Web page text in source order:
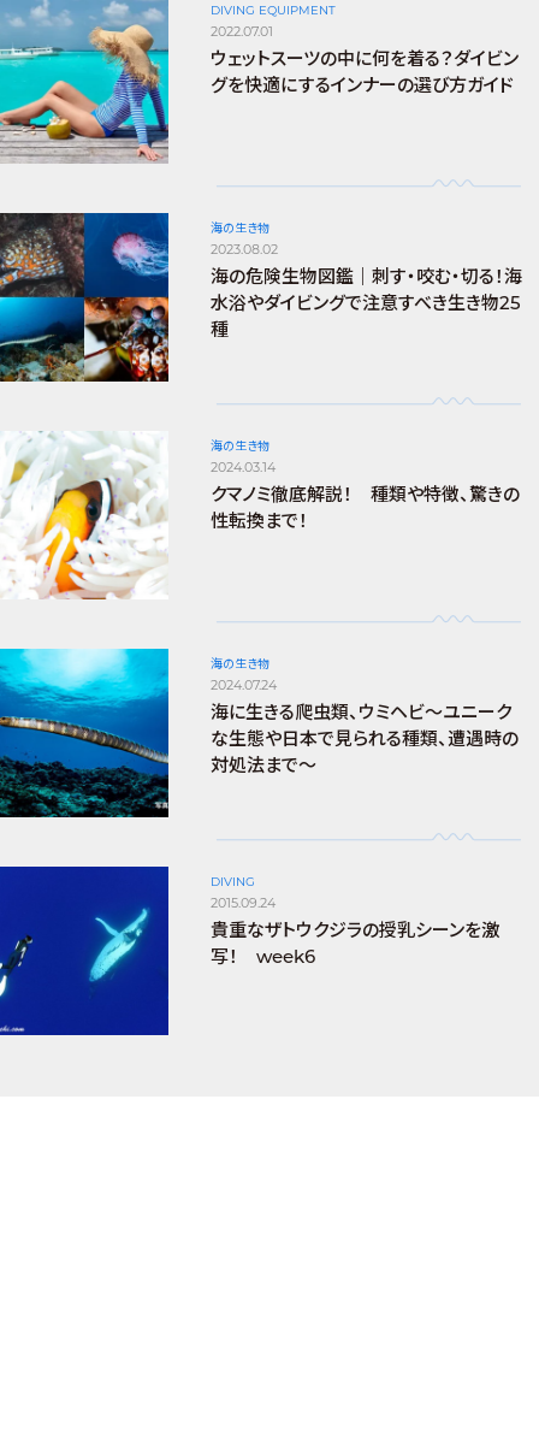
DIVING EQUIPMENT
2022.07.01
ウェットスーツの中に何を着る？ダイビン
グを快適にするインナーの選び方ガイド
海の生き物
2023.08.02
海の危険生物図鑑｜刺す・咬む・切る！海
水浴やダイビングで注意すべき生き物25
種
海の生き物
2024.03.14
クマノミ徹底解説！ 種類や特徴、驚きの
性転換まで！
海の生き物
2024.07.24
海に生きる爬虫類、ウミヘビ～ユニーク
な生態や日本で見られる種類、遭遇時の
対処法まで～
DIVING
2015.09.24
貴重なザトウクジラの授乳シーンを激
写！ week6